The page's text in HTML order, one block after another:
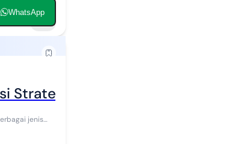
WhatsApp
Strategis di Citra Raya Tangerang
jenis